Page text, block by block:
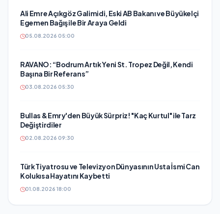
Ali Emre Açıkgöz Galimidi, Eski AB Bakanı ve Büyükelçi
Egemen Bağış ile Bir Araya Geldi
05.08.2026 05:00
RAVANO: “Bodrum Artık Yeni St. Tropez Değil, Kendi
Başına Bir Referans”
03.08.2026 05:30
Bullas & Emry'den Büyük Sürpriz! "Kaç Kurtul" ile Tarz
Değiştirdiler
02.08.2026 09:30
Türk Tiyatrosu ve Televizyon Dünyasının Usta İsmi Can
Kolukısa Hayatını Kaybetti
01.08.2026 18:00